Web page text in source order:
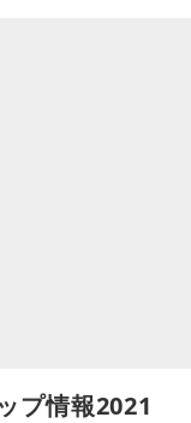
プ情報2021